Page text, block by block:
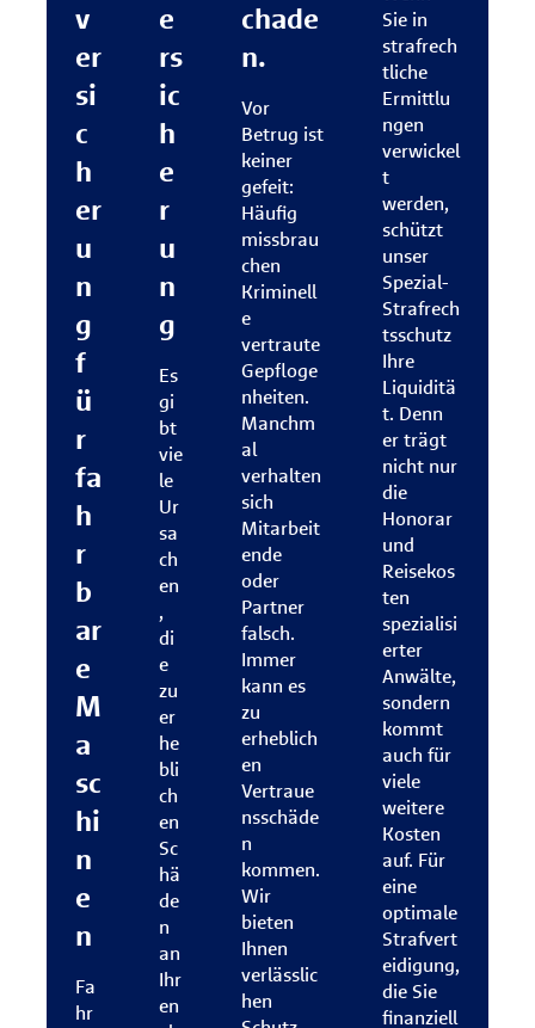
v
er
si
c
h
er
u
n
g
f
ü
r
fa
h
r
b
ar
e
M
a
sc
hi
n
e
n
Fa
hr
e
rs
ic
h
e
r
u
n
g
Es
gi
bt
vie
le
Ur
sa
ch
en
,
di
e
zu
er
he
bli
ch
en
Sc
hä
de
n
an
Ihr
en
chade
n.
Vor
Betrug ist
keiner
gefeit:
Häufig
missbrau
chen
Kriminell
e
vertraute
Gepfloge
nheiten.
Manchm
al
verhalten
sich
Mitarbeit
ende
oder
Partner
falsch.
Immer
kann es
zu
erheblich
en
Vertraue
nsschäde
n
kommen.
Wir
bieten
Ihnen
verlässlic
hen
Sie in
strafrech
tliche
Ermittlu
ngen
verwickel
t
werden,
schützt
unser
Spezial-
Strafrech
tsschutz
Ihre
Liquiditä
t. Denn
er trägt
nicht nur
die
Honorar
und
Reisekos
ten
spezialisi
erter
Anwälte,
sondern
kommt
auch für
viele
weitere
Kosten
auf. Für
eine
optimale
Strafvert
eidigung,
die Sie
finanziell